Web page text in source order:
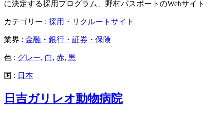
に決定する採用プログラム、野村パスポートのWebサイト
カテゴリー : 採用・リクルートサイト
業界 : 金融・銀行・証券・保険
色 : グレー, 白, 赤, 黒
国 : 日本
日吉ガリレオ動物病院